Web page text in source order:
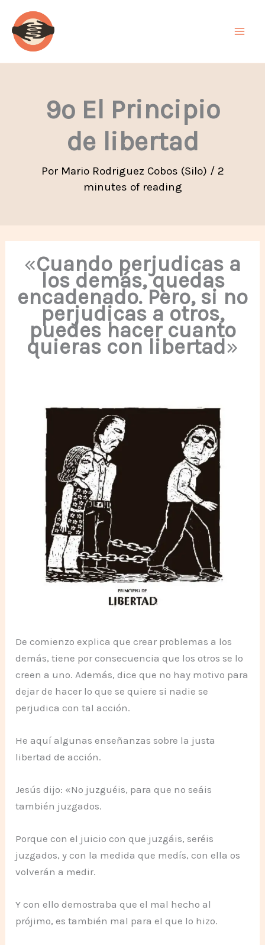
contenido
9º El Principio
de libertad
Por Mario Rodriguez Cobos (Silo) / 2
minutes of reading
«Cuando perjudicas a
los demás, quedas
encadenado. Pero, si no
perjudicas a otros,
puedes hacer cuanto
quieras con libertad»
De comienzo explica que crear problemas a los
demás, tiene por consecuencia que los otros se lo
creen a uno. Además, dice que no hay motivo para
dejar de hacer lo que se quiere si nadie se
perjudica con tal acción.
He aquí algunas enseñanzas sobre la justa
libertad de acción.
Jesús dijo: «No juzguéis, para que no seáis
también juzgados.
Porque con el juicio con que juzgáis, seréis
juzgados, y con la medida que medís, con ella os
volverán a medir.
Y con ello demostraba que el mal hecho al
prójimo, es también mal para el que lo hizo.